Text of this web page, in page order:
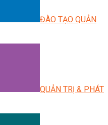
ĐÀO TẠO QUẢN
QUẢN TRỊ & PHÁT